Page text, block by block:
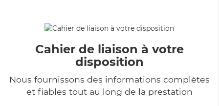
Cahier de liaison à votre
disposition
Nous fournissons des informations complètes
et fiables tout au long de la prestation